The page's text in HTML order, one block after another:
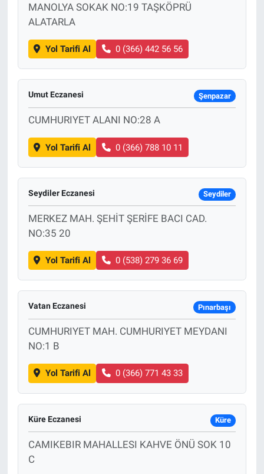
MANOLYA SOKAK NO:19 TAŞKÖPRÜ
ALATARLA
Yol Tarifi Al 0 (366) 442 56 56
Umut Eczanesi Şenpazar
CUMHURIYET ALANI NO:28 A
Yol Tarifi Al 0 (366) 788 10 11
Seydiler Eczanesi Seydiler
MERKEZ MAH. ŞEHİT ŞERİFE BACI CAD.
NO:35 20
Yol Tarifi Al 0 (538) 279 36 69
Vatan Eczanesi Pınarbaşı
CUMHURIYET MAH. CUMHURIYET MEYDANI
NO:1 B
Yol Tarifi Al 0 (366) 771 43 33
Küre Eczanesi Küre
CAMIKEBIR MAHALLESI KAHVE ÖNÜ SOK 10
C